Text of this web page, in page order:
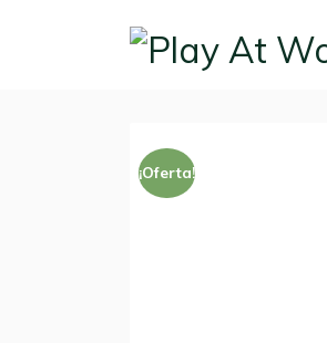
¡Oferta!